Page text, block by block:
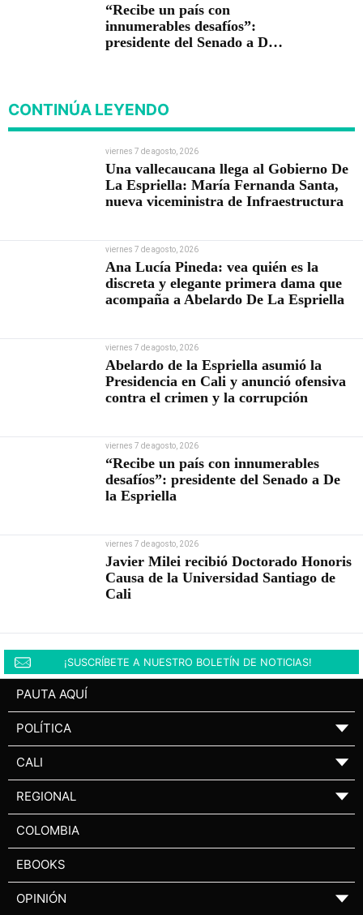
“Recibe un país con
innumerables desafíos”:
presidente del Senado a De
CONTINÚA LEYENDO
viernes 7 de agosto, 2026
Una vallecaucana llega al Gobierno De
La Espriella: María Fernanda Santa,
nueva viceministra de Infraestructura
viernes 7 de agosto, 2026
Ana Lucía Pineda: vea quién es la
discreta y elegante primera dama que
acompaña a Abelardo De La Espriella
viernes 7 de agosto, 2026
Abelardo de la Espriella asumió la
Presidencia en Cali y anunció ofensiva
contra el crimen y la corrupción
viernes 7 de agosto, 2026
“Recibe un país con innumerables
desafíos”: presidente del Senado a De
la Espriella
viernes 7 de agosto, 2026
Javier Milei recibió Doctorado Honoris
Causa de la Universidad Santiago de
Cali
¡SUSCRÍBETE A NUESTRO BOLETÍN DE NOTICIAS!
PAUTA AQUÍ
POLÍTICA ▼
CALI ▼
REGIONAL ▼
COLOMBIA
EBOOKS
OPINIÓN ▼